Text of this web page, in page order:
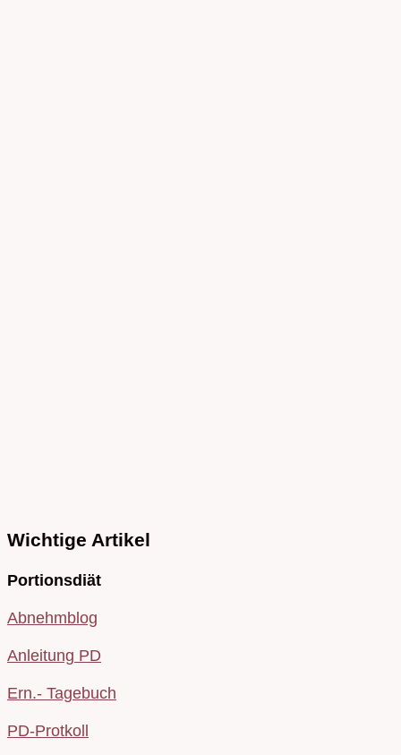
Wichtige Artikel
Portionsdiät
Abnehmblog
Anleitung PD
Ern.- Tagebuch
PD-Protkoll